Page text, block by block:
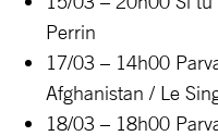
Perrin
17/03 – 14h00
Afghanistan / Le
18/03 – 18h00